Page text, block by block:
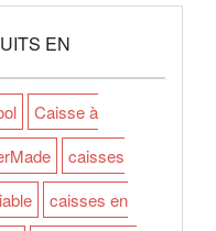
EN
Caisse à
caisses
caisses en